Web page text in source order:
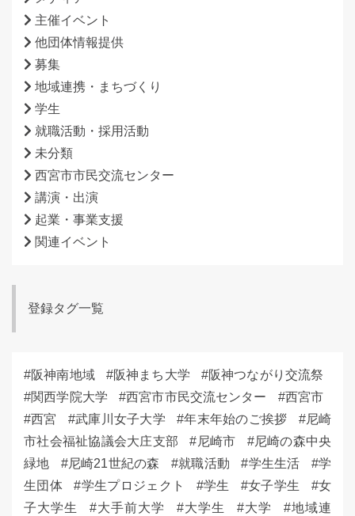
主催イベント
他団体情報提供
募集
地域連携・まちづくり
学生
就職活動・採用活動
未分類
西宮市市民交流センター
講演・出演
起業・事業支援
関連イベント
登録タグ一覧
阪神南地域 阪神まち大学
阪神つながり交流祭
関西学院大学
西宮市市民交流センター
西宮市
西宮
武庫川女子大学 年末年始のご挨拶
尼崎
市社会福祉協議会大庄支部
尼崎市
尼崎の森中央
緑地
尼崎21世紀の森 就職活動 学生生活
学
生団体
学生プロジェクト 学生 女子学生
女
子大学生
大手前大学 大学生 大学
地域連